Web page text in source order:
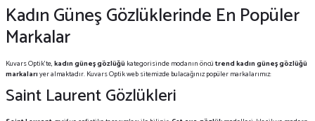
Kadın Güneş Gözlüklerinde En Popüler
Markalar
Kuvars Optik’te,kadın güneş gözlüğü kategorisinde modanın öncütrend kadıngüneş gözlüğü
markalarıyer almaktadır. Kuvars Optik web sitemizde bulacağınız popüler markalarımız:
Saint Laurent Gözlükleri